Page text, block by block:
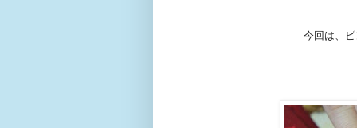
今回は、